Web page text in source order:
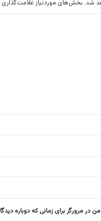
شد. بخش‌های موردنیاز
در مرورگر برای زمانی که دوباره